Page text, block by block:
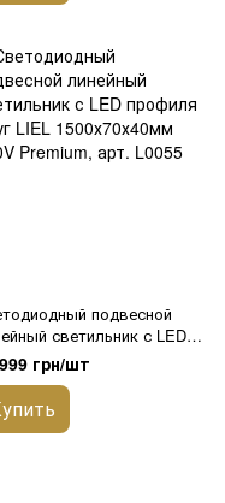
подвесной
светильник с LED
Круг LIEL
220V Premium,
грн/шт